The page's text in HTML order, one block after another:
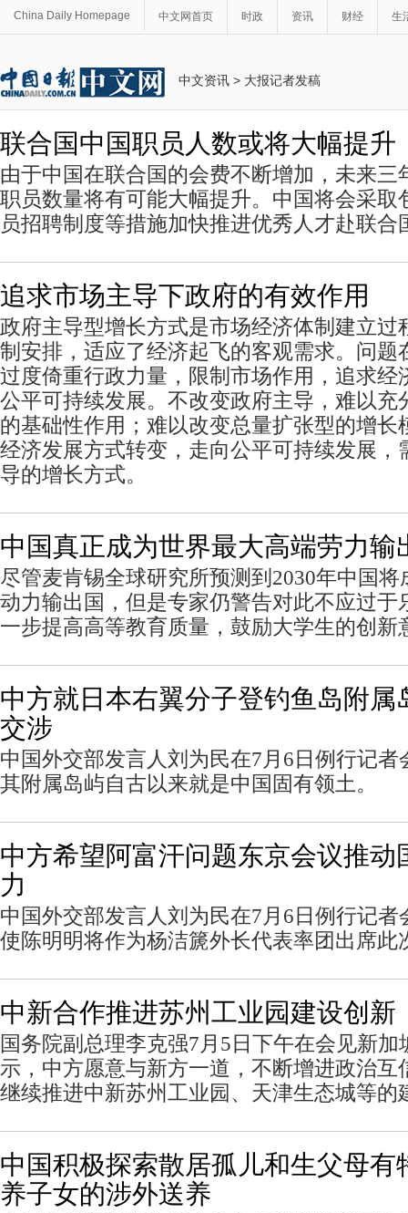
China Daily Homepage 中文网首页 时政 资讯 财经 生
中文资讯 > 大报记者发稿
联合国中国职员人数或将大幅提升
由于中国在联合国的会费不断增加，未来三
职员数量将有可能大幅提升。中国将会采取
员招聘制度等措施加快推进优秀人才赴联合
追求市场主导下政府的有效作用
政府主导型增长方式是市场经济体制建立过
制安排，适应了经济起飞的客观需求。问题
过度倚重行政力量，限制市场作用，追求经
公平可持续发展。不改变政府主导，难以充
的基础性作用；难以改变总量扩张型的增长
经济发展方式转变，走向公平可持续发展，
导的增长方式。
中国真正成为世界最大高端劳力输
尽管麦肯锡全球研究所预测到2030年中国
动力输出国，但是专家仍警告对此不应过于
一步提高高等教育质量，鼓励大学生的创新
中方就日本右翼分子登钓鱼岛附属
交涉
中国外交部发言人刘为民在7月6日例行记者
其附属岛屿自古以来就是中国固有领土。
中方希望阿富汗问题东京会议推动
力
中国外交部发言人刘为民在7月6日例行记者
使陈明明将作为杨洁篪外长代表率团出席此
中新合作推进苏州工业园建设创新
国务院副总理李克强7月5日下午在会见新
示，中方愿意与新方一道，不断增进政治互
继续推进中新苏州工业园、天津生态城等的
中国积极探索散居孤儿和生父母有
养子女的涉外送养